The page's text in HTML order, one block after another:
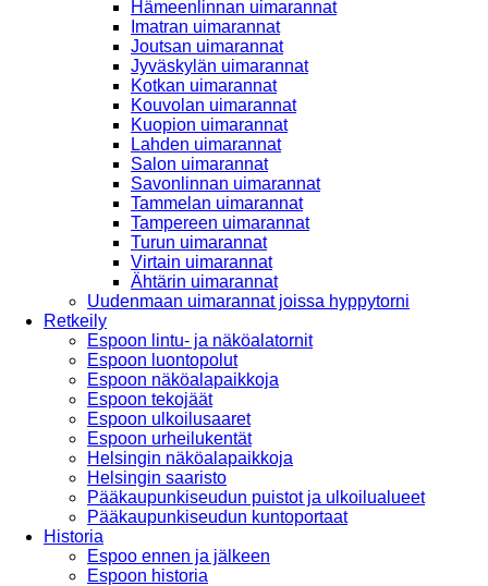
Hämeenlinnan uimarannat
Imatran uimarannat
Joutsan uimarannat
Jyväskylän uimarannat
Kotkan uimarannat
Kouvolan uimarannat
Kuopion uimarannat
Lahden uimarannat
Salon uimarannat
Savonlinnan uimarannat
Tammelan uimarannat
Tampereen uimarannat
Turun uimarannat
Virtain uimarannat
Ähtärin uimarannat
Uudenmaan uimarannat joissa hyppytorni
Retkeily
Espoon lintu- ja näköalatornit
Espoon luontopolut
Espoon näköalapaikkoja
Espoon tekojäät
Espoon ulkoilusaaret
Espoon urheilukentät
Helsingin näköalapaikkoja
Helsingin saaristo
Pääkaupunkiseudun puistot ja ulkoilualueet
Pääkaupunkiseudun kuntoportaat
Historia
Espoo ennen ja jälkeen
Espoon historia